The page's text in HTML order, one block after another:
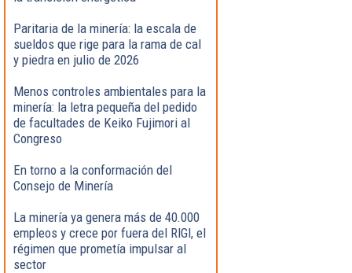
Paritaria de la minería: la escala de
sueldos que rige para la rama de cal
y piedra en julio de 2026
Menos controles ambientales para la
minería: la letra pequeña del pedido
de facultades de Keiko Fujimori al
Congreso
En torno a la conformación del
Consejo de Minería
La minería ya genera más de 40.000
empleos y crece por fuera del RIGI, el
régimen que prometía impulsar al
sector